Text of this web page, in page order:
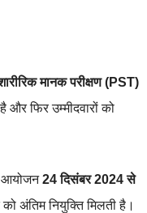
मानक परीक्षण (PST)
और फिर उम्मीदवारों को
आयोजन24 दिसंबर 2024 से
अंतिम नियुक्ति मिलती है।